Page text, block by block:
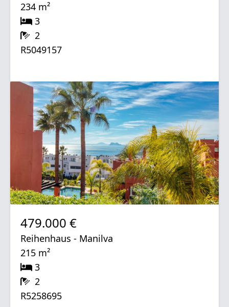
234 m²
3
2
R5049157
479.000 €
Reihenhaus - Manilva
215 m²
3
2
R5258695